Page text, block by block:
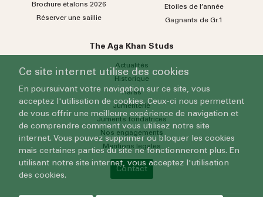
Brochure étalons 2026
Réserver une saillie
Etoiles de l’année
Gagnants de Gr.1
The Aga Khan Studs
Actualités
Historique
Haras
Jumenterie
Juments fondatrices
Nos engagements
Mentions légales
Contact
Ce site internet utilise des cookies
En poursuivant votre navigation sur ce site, vous
acceptez l'utilisation de cookies. Ceux-ci nous permettent
de vous offrir une meilleure expérience de navigation et
de comprendre comment vous utilisez notre site
internet. Vous pouvez supprimer ou bloquer les cookies
mais certaines parties du site ne fonctionneront plus. En
utilisant notre site internet, vous acceptez l'utilisation
des cookies.